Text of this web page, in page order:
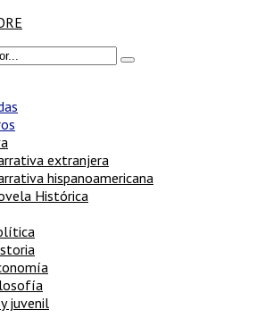
extranjera
hispanoamericana
Histórica
juvenil